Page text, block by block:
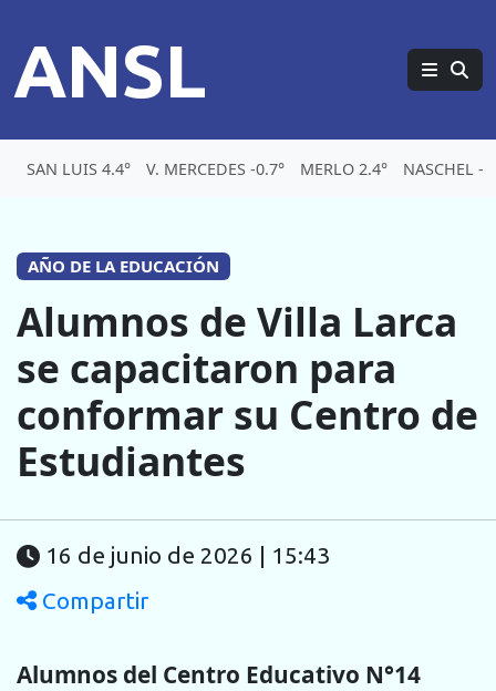
ANSL
SAN LUIS 4.4° V. MERCEDES -0.7° MERLO 2.4° NASCHEL -
AÑO DE LA EDUCACIÓN
Alumnos de Villa Larca
se capacitaron para
conformar su Centro de
Estudiantes
16 de junio de 2026 | 15:43
Compartir
Alumnos del Centro Educativo N°14